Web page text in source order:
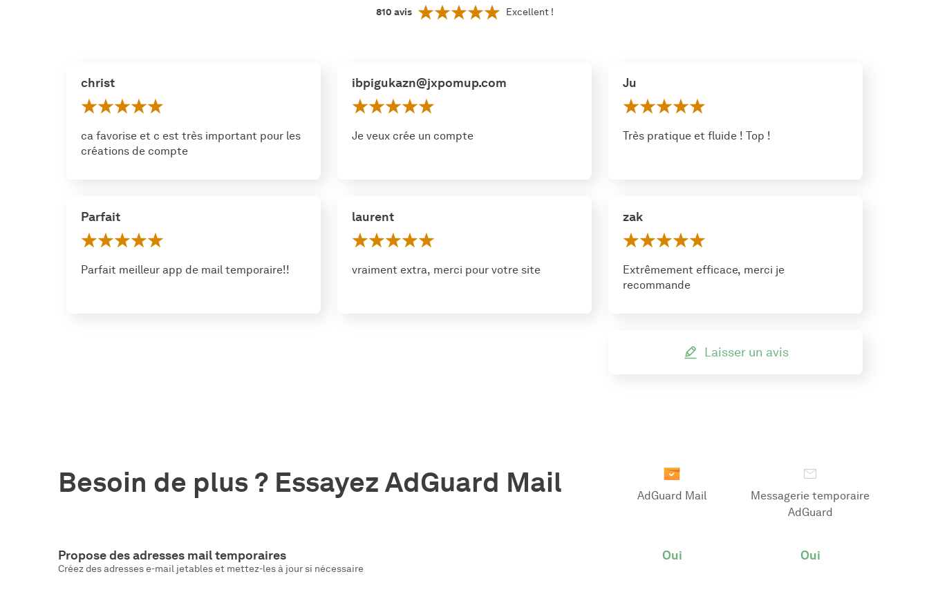
810 avis Excellent !
christ
ca favorise et c est très important pour les
créations de compte
Parfait
Parfait meilleur app de mail temporaire!!
ibpigukazn@jxpomup.com
Je veux crée un compte
laurent
vraiment extra, merci pour votre site
Ju
Très pratique et fluide ! Top !
zak
Extrêmement efficace, merci je
recommande
Laisser un avis
Besoin de plus ? Essayez AdGuard Mail AdGuard Mail
Messagerie temporaire
AdGuard
Propose des adresses mail temporaires
Créez des adresses e-mail jetables et mettez-les à jour si nécessaire
Oui Oui